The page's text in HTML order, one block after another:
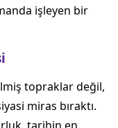
işleyen bir
topraklar değil,
miras bıraktı.